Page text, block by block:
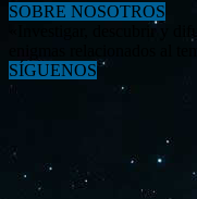
SOBRE NOSOTROS
«Investigar, descubrir y
enigmas relacionados al
SÍGUENOS